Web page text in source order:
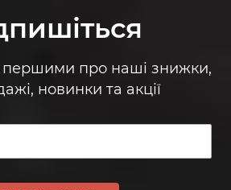
першими про наші знижки,
новинки та акції